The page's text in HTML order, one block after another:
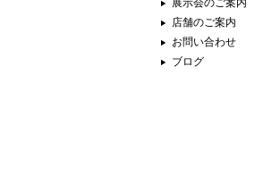
展示会のご案内
店舗のご案内
お問い合わせ
ブログ